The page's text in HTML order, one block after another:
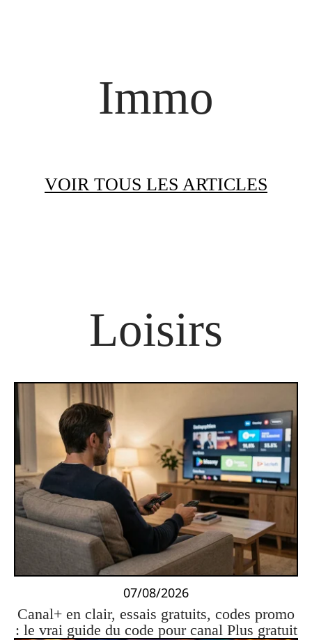
Immo
VOIR TOUS LES ARTICLES
Loisirs
07/08/2026
Canal+ en clair, essais gratuits, codes promo
: le vrai guide du code pour canal Plus gratuit